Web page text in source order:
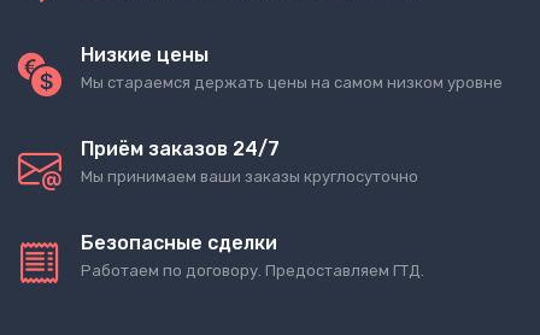
Низкие цены
Мы стараемся держать цены на самом низком уровне
Приём заказов 24/7
Мы принимаем ваши заказы круглосуточно
Безопасные сделки
Работаем по договору. Предоставляем ГТД.